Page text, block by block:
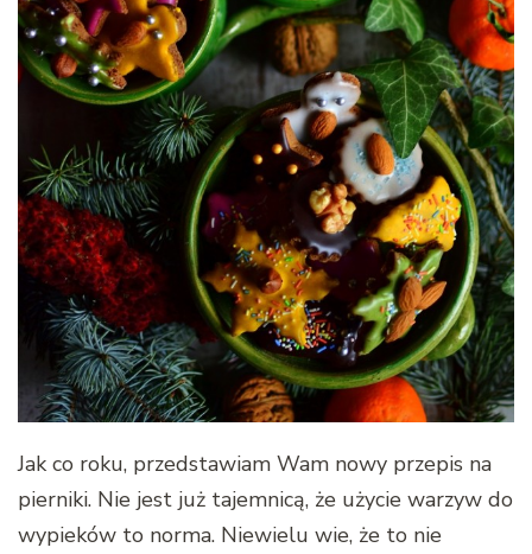
Jak co roku, przedstawiam Wam nowy przepis na
pierniki. Nie jest już tajemnicą, że użycie warzyw do
wypieków to norma. Niewielu wie, że to nie